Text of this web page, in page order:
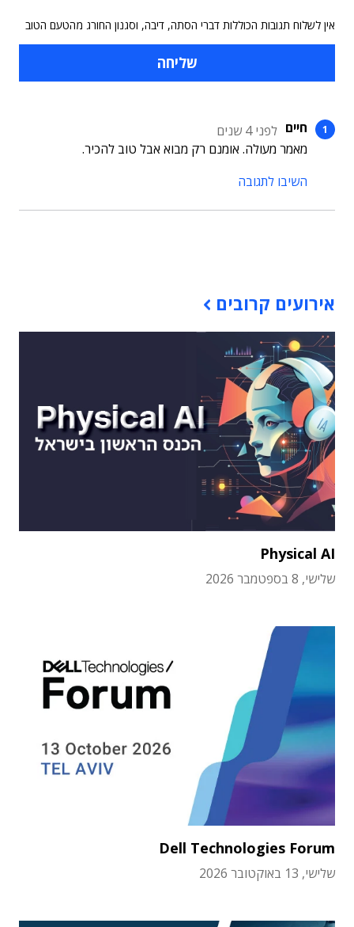
אין לשלוח תגובות הכוללות דברי הסתה, דיבה, וסגנון החורג מהטעם הטוב
חיים לפני 4 שנים
מאמר מעולה. אומנם רק מבוא אבל טוב להכיר.
השיבו לתגובה
אירועים קרובים
Physical AI
שלישי, 8 בספטמבר 2026
Dell Technologies Forum
שלישי, 13 באוקטובר 2026